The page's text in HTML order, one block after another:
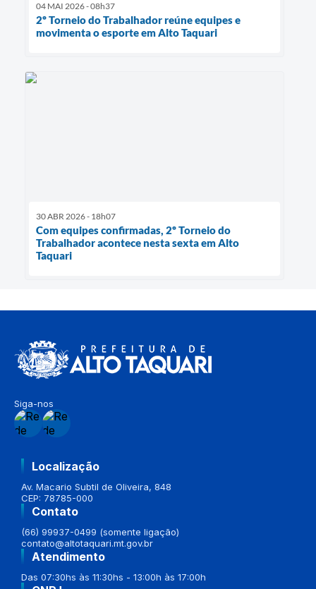
04 MAI 2026 - 08h37
2º Torneio do Trabalhador reúne equipes e
movimenta o esporte em Alto Taquari
30 ABR 2026 - 18h07
Com equipes confirmadas, 2º Torneio do
Trabalhador acontece nesta sexta em Alto
Taquari
Siga-nos
Localização
Av. Macario Subtil de Oliveira, 848
CEP: 78785-000
Contato
(66) 99937-0499 (somente ligação)
contato@altotaquari.mt.gov.br
Atendimento
Das 07:30hs às 11:30hs - 13:00h às 17:00h